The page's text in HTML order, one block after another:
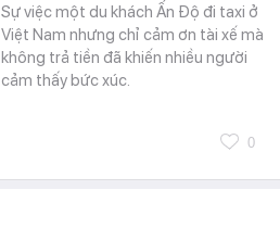
Sự việc một du khách Ấn Độ đi taxi ở
Việt Nam nhưng chỉ cảm ơn tài xế mà
không trả tiền đã khiến nhiều người
cảm thấy bức xúc.
0